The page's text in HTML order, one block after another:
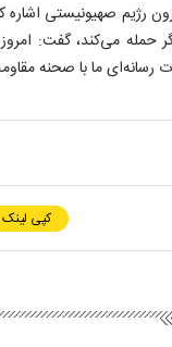
رژیم صهیونیستی اشاره
حمله می‌کند، گفت: امروز
رسانه‌ای ما با صحنه
کپی لینک